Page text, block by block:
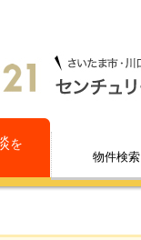
を
物件検索